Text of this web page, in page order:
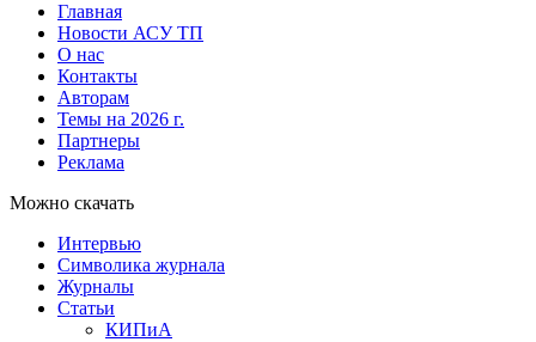
Главная
Новости АСУ ТП
О нас
Контакты
Авторам
Темы на 2026 г.
Партнеры
Реклама
Можно скачать
Интервью
Символика журнала
Журналы
Статьи
КИПиА